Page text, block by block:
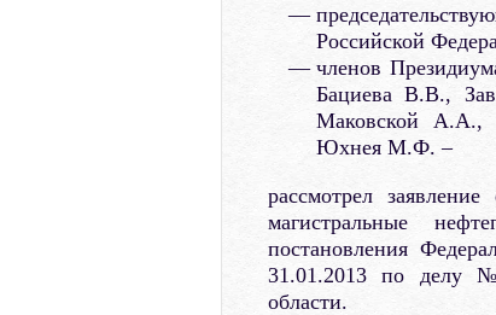
Российской
членов
Бациева В.В.,
Маковской А.А.,
Юхнея М.Ф. –
рассмотрел
магистральные
постановления
31.01.2013 по делу
области.